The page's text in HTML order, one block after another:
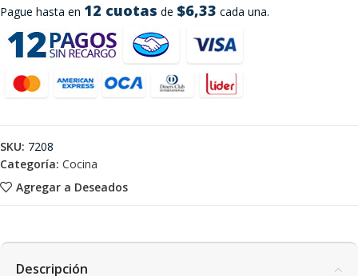
Pague hasta en 12 cuotas de $6,33 cada una.
Agregar a Deseados
SKU: 7208
Categoría: Cocina
Descripción